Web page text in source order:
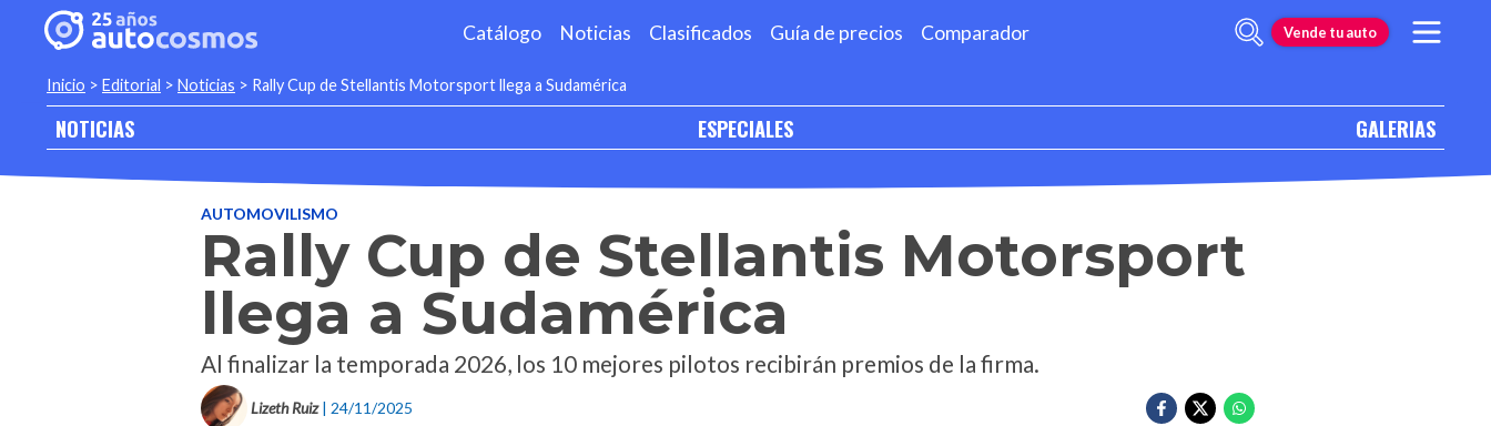
Catálogo Noticias Clasificados Guía de precios Comparador Vende tu auto
Inicio > Editorial > Noticias > Rally Cup de Stellantis Motorsport llega a Sudamérica
NOTICIAS ESPECIALES GALERIAS
AUTOMOVILISMO
Rally Cup de Stellantis Motorsport
llega a Sudamérica
Al finalizar la temporada 2026, los 10 mejores pilotos recibirán premios de la firma.
Lizeth Ruiz | 24/11/2025